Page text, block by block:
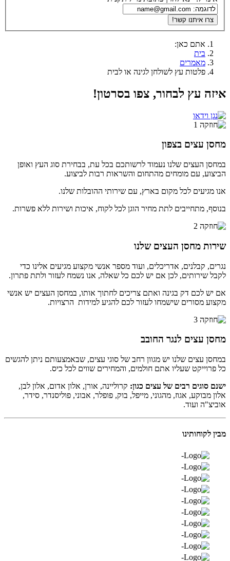
צרו איתנו קשר!
אתם כאן:
בית
מאמרים
פלטות עץ לשולחן לגינה או לבית
איזה עץ לבחור, צפו בסרטון!
מחסן עצים בצפון
במחסן העצים שלנו נעמוד לרשותכם בכל עת, בבחירת סוג העץ ואופן
הביצוע, עם מומחים מהתחום והשראות רבות לביצוע.
אנו מגיעים לכל מקום בארץ, עם שירותי ההובלות שלנו.
בנוסף, מתחייבים לתת מחיר הוגן לכל לקוח, איכות ושירות ללא פשרות.
שירות מחסן העצים שלנו
נגרים, קבלנים, אדריכלים, ועוד מספר אנשי מקצוע מגיעים אלינו כדי
לקבל שירותים, לכן אם יש לכם כל שאלה, אנו נשמח לעזור ולתת פתרון.
אם יש לכם דק בגינה ואתם צריכים לחתוך אותו, במחסן העצים יש אנשי
מקצוע מסורים שישמחו לעזור לכם להגיע למידות הרצויות.
מחסן עצים לנגר החובב
במחסן עצים שלנו יש מגוון רחב של סוגי עצים, שבאמצעותם ניתן להגשים
כל פרוייקט שעליו אתם חולמים, והמחירים שווים לכל כיס.
ישנם סוגים רבים של עצים כגון: קרוליינה, אורן, אלון אדום, אלון לבן,
אלון מבוקע, אגוז, מהגוני, מייפל, בוק, פופלר, אבוני, פוליסנדר, סידר,
אוביצ"ה ועוד.
מבין לקוחותינו